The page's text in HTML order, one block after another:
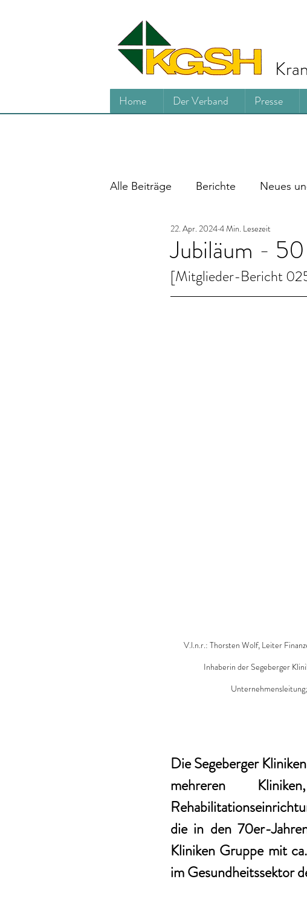
Home Der Verband Presse
Alle Beiträge Berichte Neues
Jubiläum -
22. Apr. 20244 Min. Lesezeit
[Mitglieder-Bericht
V.l.n.r.: Thorsten Wolf, Leiter
Inhaberin der Segeberger
Die Segeberger
mehreren
die in den 70er-
Kliniken Gruppe mit
im Gesundheitssektor